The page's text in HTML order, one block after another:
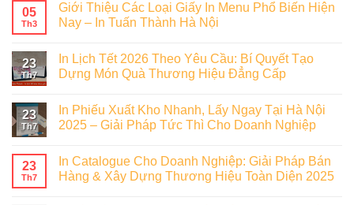
05
Th3
Giới Thiệu Các Loại Giấy In Menu Phổ Biến Hiện
Nay – In Tuấn Thành Hà Nội
23
Th7
In Lịch Tết 2026 Theo Yêu Cầu: Bí Quyết Tạo
Dựng Món Quà Thương Hiệu Đẳng Cấp
23
Th7
In Phiếu Xuất Kho Nhanh, Lấy Ngay Tại Hà Nội
2025 – Giải Pháp Tức Thì Cho Doanh Nghiệp
23
Th7
In Catalogue Cho Doanh Nghiệp: Giải Pháp Bán
Hàng & Xây Dựng Thương Hiệu Toàn Diện 2025